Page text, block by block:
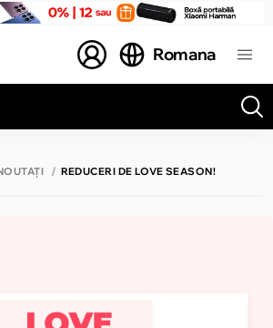
Romana
REDUCERI DE LOVE SEASON!